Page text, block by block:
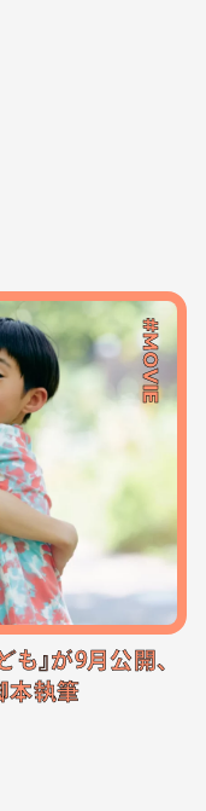
#MOVIE
』が9月公開、
本執筆